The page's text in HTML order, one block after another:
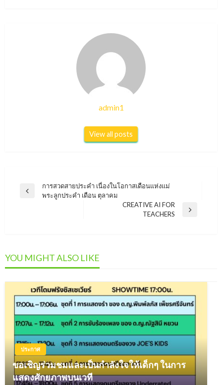
admin1
View all posts
แนะแนว
Previous
การสวดสายประคำ เนื่องในโอกาสเดือนแห่งแม่
พระลูกประคำ เดือน ตุลาคม
CREATIVE AI FOR
TEACHERS
YOU MIGHT ALSO LIKE
ประกาศ
ขอเชิญร่วมชมและเป็นกำลังใจให้เด็กๆ ในการ
แสดงศักยภาพบนเวที